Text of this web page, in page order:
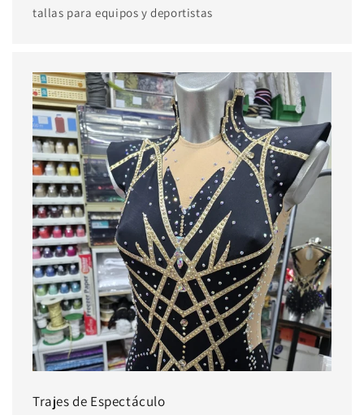
tallas para equipos y deportistas
Trajes de Espectáculo